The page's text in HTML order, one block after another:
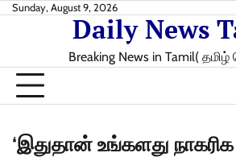
SkipSunday, August 9, 2026
Daily News
Breaking News in Tamil(
‘இதுதான் உங்களது